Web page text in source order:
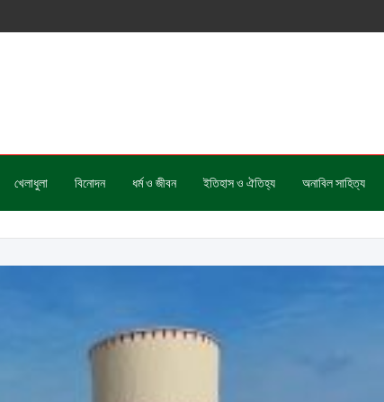
খেলাধুলা বিনোদন ধর্ম ও জীবন ইতিহাস ও ঐতিহ্য অনাবিল সাহিত্য